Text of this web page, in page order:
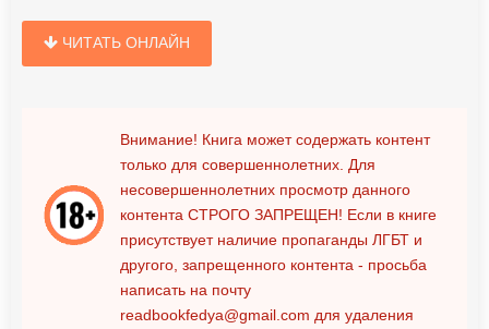
ЧИТАТЬ ОНЛАЙН
Внимание! Книга может содержать контент
только для совершеннолетних. Для
несовершеннолетних просмотр данного
контента СТРОГО ЗАПРЕЩЕН! Если в книге
присутствует наличие пропаганды ЛГБТ и
другого, запрещенного контента - просьба
написать на почту
readbookfedya@gmail.com для удаления